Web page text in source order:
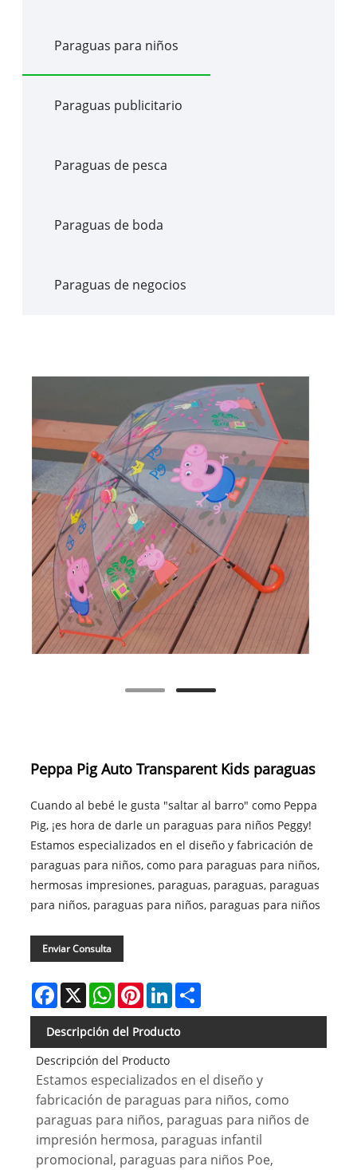
Paraguas para niños
Paraguas publicitario
Paraguas de pesca
Paraguas de boda
Paraguas de negocios
Peppa Pig Auto Transparent Kids paraguas
Cuando al bebé le gusta "saltar al barro" como Peppa
Pig, ¡es hora de darle un paraguas para niños Peggy!
Estamos especializados en el diseño y fabricación de
paraguas para niños, como para paraguas para niños,
hermosas impresiones, paraguas, paraguas, paraguas
para niños, paraguas para niños, paraguas para niños
Enviar Consulta
Facebook
X WhatsAppPinterestLinkedInShare
Descripción del Producto
Descripción del Producto
Estamos especializados en el diseño y
fabricación de paraguas para niños, como
paraguas para niños, paraguas para niños de
impresión hermosa, paraguas infantil
promocional, paraguas para niños Poe,